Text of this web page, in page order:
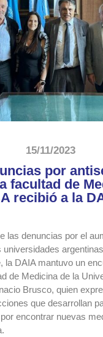
15/11/2023
por
facultad de
recibió a la
las denuncias por el
la DAIA mantuvo un
de Medicina de la
Brusco, quien
que desarrollan
encontrar nuevas